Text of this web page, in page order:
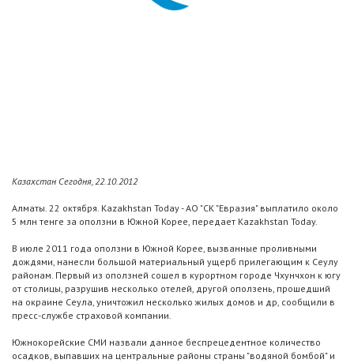
Казахстан Сегодня, 22.10.2012
Алматы. 22 октября. Kazakhstan Today - АО "СК "Евразия" выплатило около
5 млн тенге за оползни в Южной Корее, передает Kazakhstan Today.
В июле 2011 года оползни в Южной Корее, вызванные проливными
дождями, нанесли большой материальный ущерб прилегающим к Сеулу
районам. Первый из оползней сошел в курортном городе Чхунчхон к югу
от столицы, разрушив несколько отелей, другой оползень, прошедший
на окраине Сеула, уничтожил несколько жилых домов и др, сообщили в
пресс-службе страховой компании.
Южнокорейские СМИ назвали данное беспрецедентное количество
осадков, выпавших на центральные районы страны "водяной бомбой" и